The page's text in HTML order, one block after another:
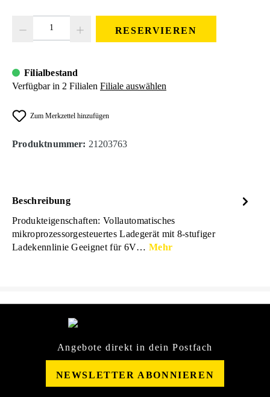
RESERVIEREN
Filialbestand
Verfügbar in 2 Filialen Filiale auswählen
Zum Merkzettel hinzufügen
Produktnummer: 21203763
Beschreibung
Produkteigenschaften: Vollautomatisches
mikroprozessorgesteuertes Ladegerät mit 8-stufiger
Ladekennlinie Geeignet für 6V… Mehr
Angebote direkt in dein Postfach
NEWSLETTER ABONNIEREN